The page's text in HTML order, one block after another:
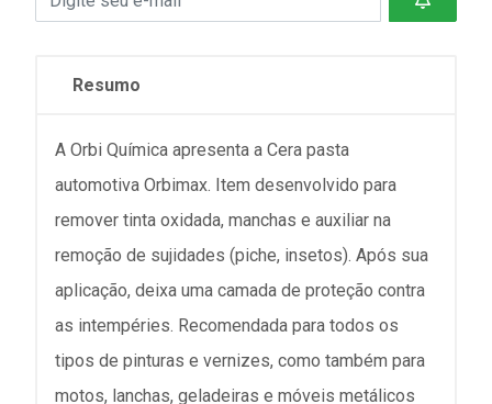
Resumo
A Orbi Química apresenta a Cera pasta
automotiva Orbimax. Item desenvolvido para
remover tinta oxidada, manchas e auxiliar na
remoção de sujidades (piche, insetos). Após sua
aplicação, deixa uma camada de proteção contra
as intempéries. Recomendada para todos os
tipos de pinturas e vernizes, como também para
motos, lanchas, geladeiras e móveis metálicos